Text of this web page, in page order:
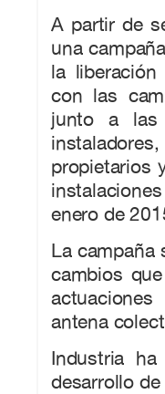
A partir de
una
la
con las
junto a las
propietarios
enero de
La campaña
cambios
antena
Industria
desarrollo